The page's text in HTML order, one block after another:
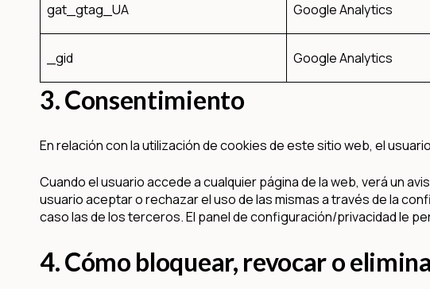
gat_gtag_UA Google Analytics
_gid Google Analytics
3. Consentimiento
En relación con la utilización de cookies de este sitio web, el
Cuando el usuario accede a cualquier página de la web, verá un
usuario aceptar o rechazar el uso de las mismas a través de la
caso las de los terceros. El panel de configuración/privacidad le
4. Cómo bloquear, revocar o